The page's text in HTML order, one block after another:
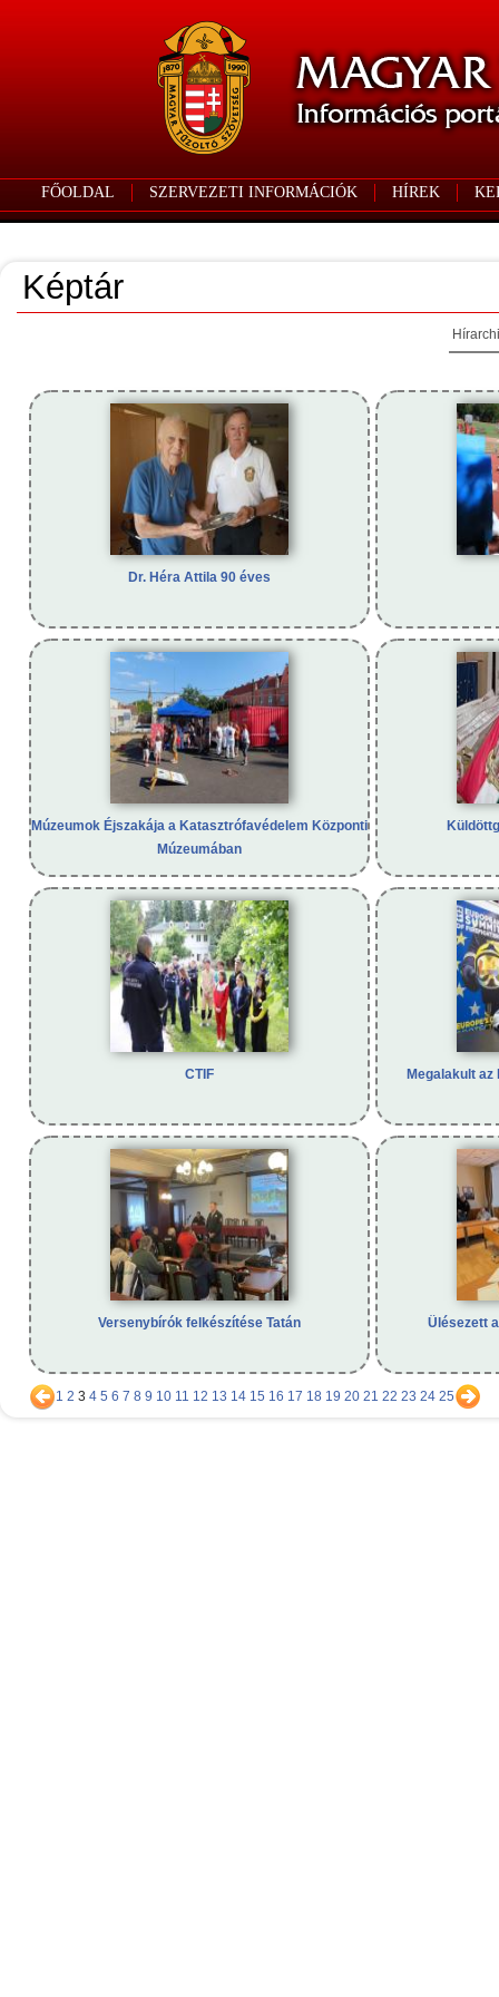
FŐOLDAL SZERVEZETI INFORMÁCIÓK HÍREK
Képtár
Dr. Héra Attila 90 éves
Múzeumok Éjszakája a Katasztrófavédelem Központi
Múzeumában
CTIF Megalakult
Versenybírók felkészítése Tatán Ülésezett
1 2 3 4 5 6 7 8 9 10 11 12 13 14 15 16 17 18 19 20 21 22 23 24 25